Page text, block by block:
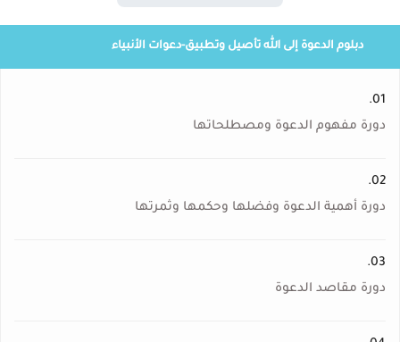
دبلوم الدعوة إلى الله تأصيل وتطبيق-دعوات الأنبياء
01.
دورة مفهوم الدعوة ومصطلحاتها
02.
دورة أهمية الدعوة وفضلها وحكمها وثمرتها
03.
دورة مقاصد الدعوة